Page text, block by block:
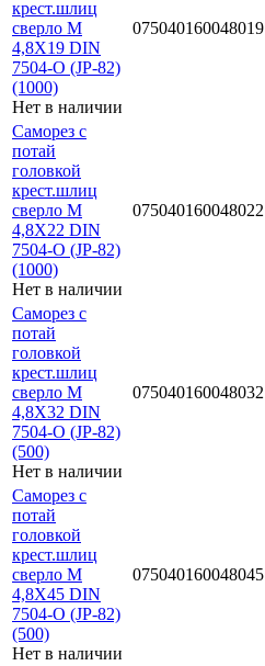
крест.шлиц
сверло М
4,8Х19 DIN
7504-O (JP-82)
(1000)
Нет в наличии
075040160048019
Саморез с
потай
головкой
крест.шлиц
сверло М
4,8Х22 DIN
7504-O (JP-82)
(1000)
Нет в наличии
075040160048022
Саморез с
потай
головкой
крест.шлиц
сверло М
4,8Х32 DIN
7504-O (JP-82)
(500)
Нет в наличии
075040160048032
Саморез с
потай
головкой
крест.шлиц
сверло М
4,8Х45 DIN
7504-O (JP-82)
(500)
Нет в наличии
075040160048045